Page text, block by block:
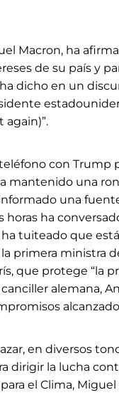
Macron, ha
de su país y
dicho en un
again)”.
con Trump
mantenido una
una
horas ha
tuiteado que
primera ministra
que protege “la
alemana,
en diversos
dirigir la lucha
el Clima,